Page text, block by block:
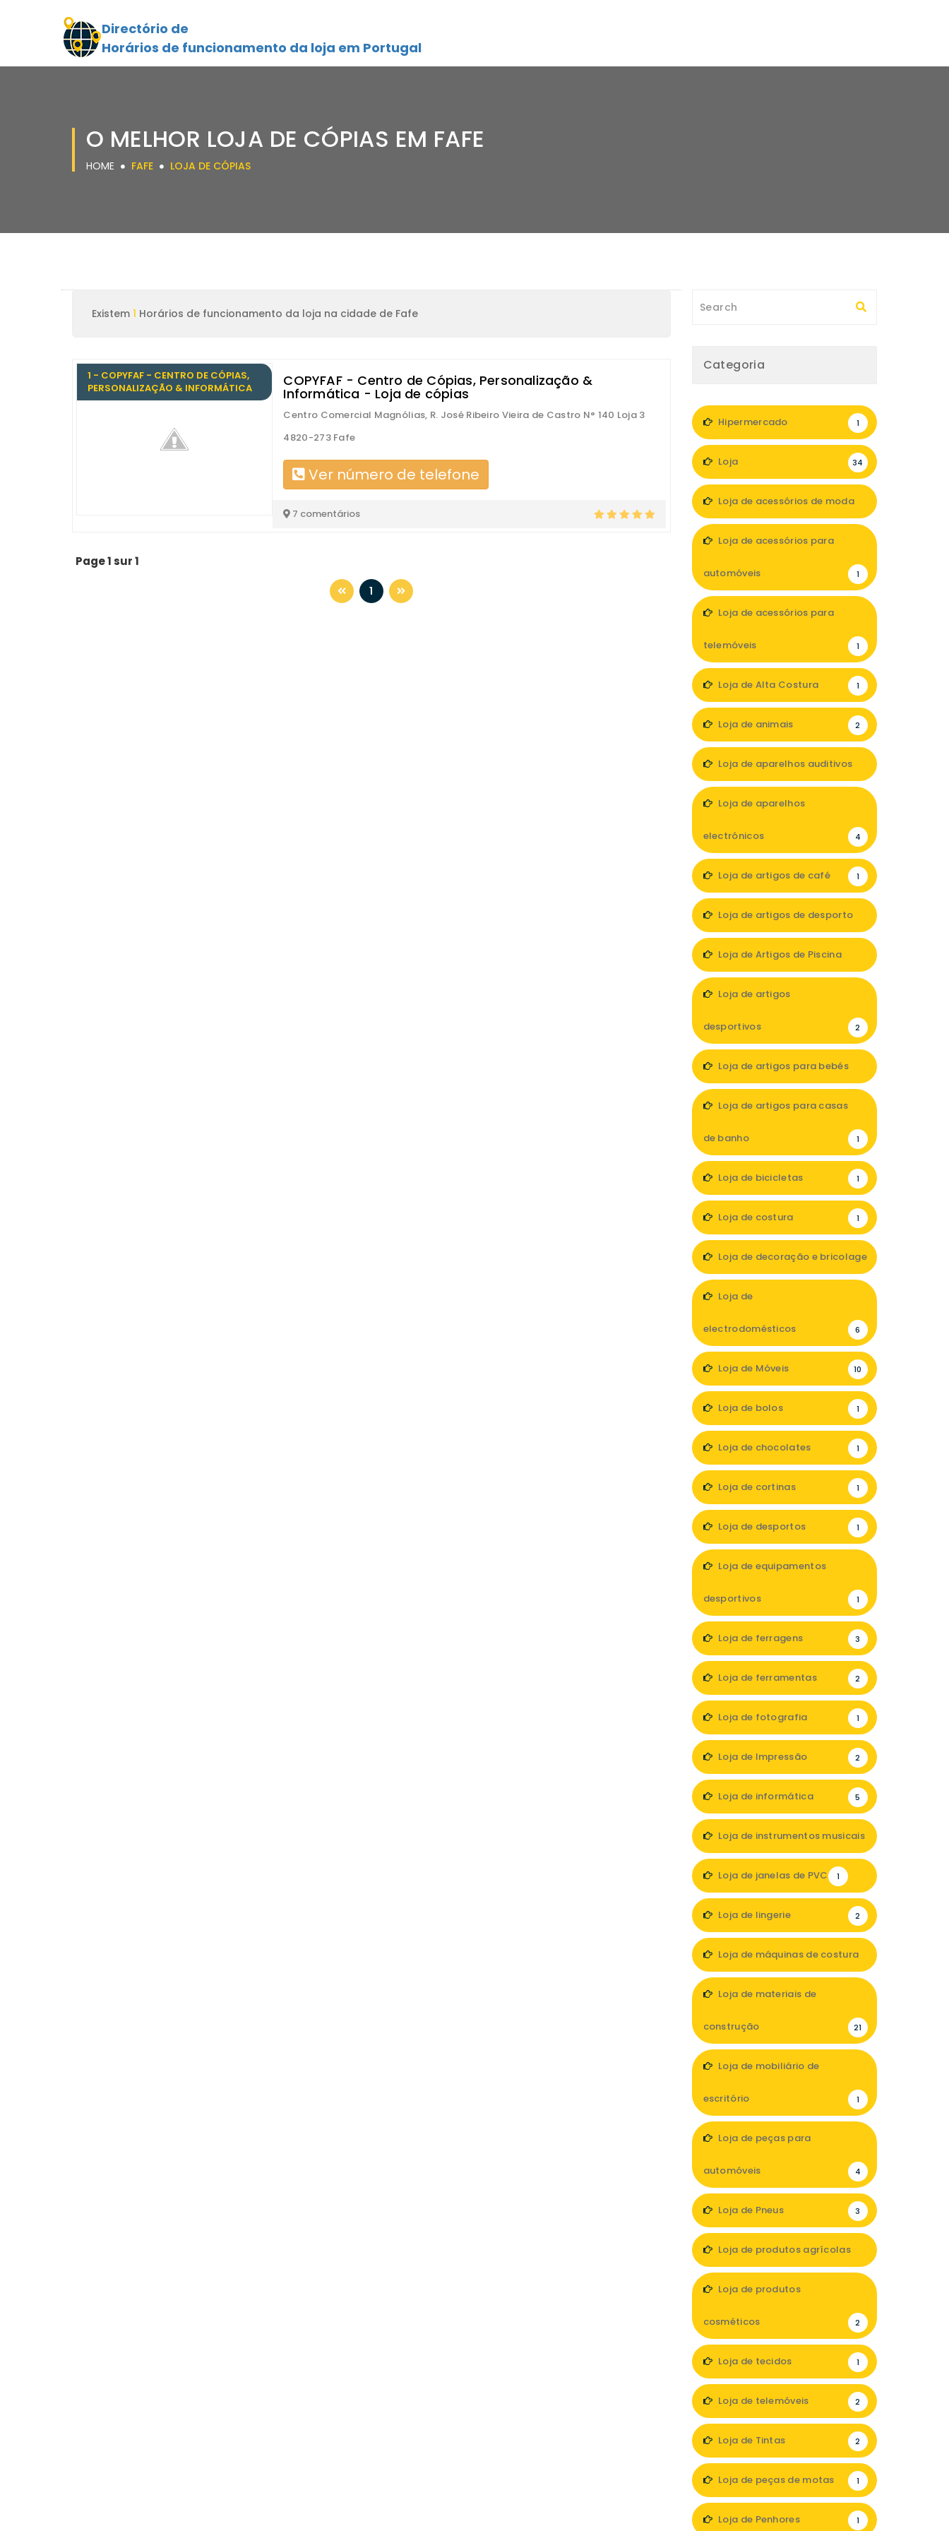
Directório de
Horários de funcionamento da loja em Portugal
O MELHOR LOJA DE CÓPIAS EM FAFE
HOME FAFE LOJA DE CÓPIAS
Existem 1 Horários de funcionamento da loja na cidade de Fafe
1 - COPYFAF - CENTRO DE CÓPIAS,
PERSONALIZAÇÃO & INFORMÁTICA
COPYFAF - Centro de Cópias, Personalização &
Informática - Loja de cópias
Centro Comercial Magnólias, R. José Ribeiro Vieira de Castro N° 140 Loja 3
4820-273 Fafe
Ver número de telefone
7 comentários
Page 1 sur 1
1
Categoria
Hipermercado 1
Loja 34
Loja de acessórios de moda
Loja de acessórios para
automóveis 1
Loja de acessórios para
telemóveis 1
Loja de Alta Costura 1
Loja de animais 2
Loja de aparelhos auditivos
Loja de aparelhos
electrónicos 4
Loja de artigos de café 1
Loja de artigos de desporto
Loja de Artigos de Piscina
Loja de artigos
desportivos 2
Loja de artigos para bebés
Loja de artigos para casas
de banho 1
Loja de bicicletas 1
Loja de costura 1
Loja de decoração e bricolage
Loja de
electrodomésticos 6
Loja de Móveis 10
Loja de bolos 1
Loja de chocolates 1
Loja de cortinas 1
Loja de desportos 1
Loja de equipamentos
desportivos 1
Loja de ferragens 3
Loja de ferramentas 2
Loja de fotografia 1
Loja de Impressão 2
Loja de informática 5
Loja de instrumentos musicais
Loja de janelas de PVC 1
Loja de lingerie 2
Loja de máquinas de costura
Loja de materiais de
construção 21
Loja de mobiliário de
escritório 1
Loja de peças para
automóveis 4
Loja de Pneus 3
Loja de produtos agrícolas
Loja de produtos
cosméticos 2
Loja de tecidos 1
Loja de telemóveis 2
Loja de Tintas 2
Loja de peças de motas 1
Loja de Penhores 1